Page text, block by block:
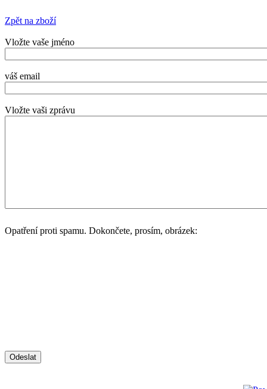
Zpět na zboží
Vložte vaše jméno
váš email
Vložte vaši zprávu
Opatření proti spamu. Dokončete, prosím, obrázek: